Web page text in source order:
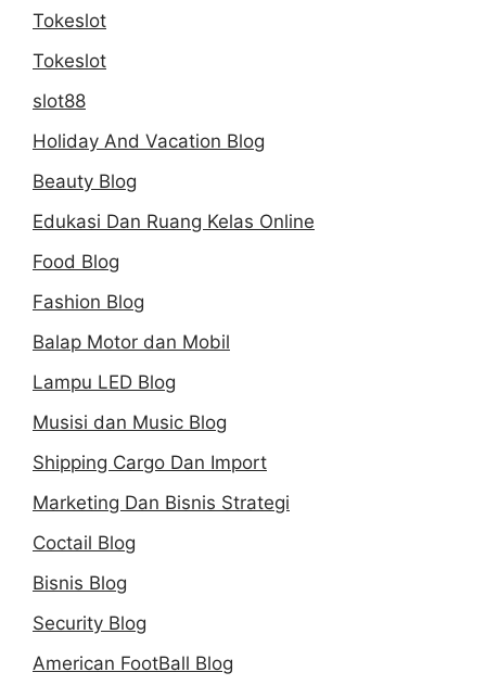
Tokeslot
Tokeslot
slot88
Holiday And Vacation Blog
Beauty Blog
Edukasi Dan Ruang Kelas Online
Food Blog
Fashion Blog
Balap Motor dan Mobil
Lampu LED Blog
Musisi dan Music Blog
Shipping Cargo Dan Import
Marketing Dan Bisnis Strategi
Coctail Blog
Bisnis Blog
Security Blog
American FootBall Blog